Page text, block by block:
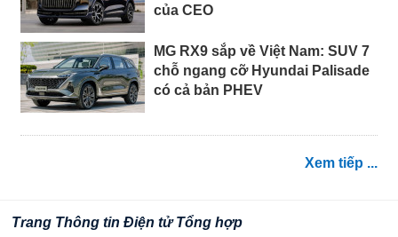
của CEO
MG RX9 sắp về Việt Nam: SUV 7
chỗ ngang cỡ Hyundai Palisade
có cả bản PHEV
Xem tiếp ...
Trang Thông tin Điện tử Tổng hợp